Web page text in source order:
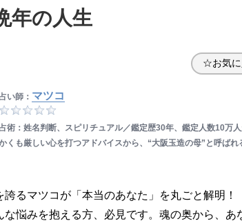
年の人生
☆お気に
い師： マツコ
術：姓名判断、スピリチュアル／鑑定歴30年、鑑定人数10万
くも厳しい心を打つアドバイスから、“大阪玉造の母”と呼ばれ
誇るマツコが「本当のあなた」を丸ごと解明！
悩みを抱える方、必見です。魂の奥から、あ